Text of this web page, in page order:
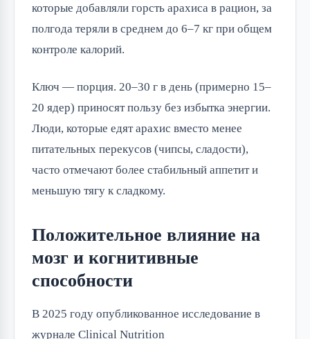
которые добавляли горсть арахиса в рацион, за
полгода теряли в среднем до 6–7 кг при общем
контроле калорий.
Ключ — порция. 20–30 г в день (примерно 15–
20 ядер) приносят пользу без избытка энергии.
Люди, которые едят арахис вместо менее
питательных перекусов (чипсы, сладости),
часто отмечают более стабильный аппетит и
меньшую тягу к сладкому.
Положительное влияние на
мозг и когнитивные
способности
В 2025 году опубликованное исследование в
журнале Clinical Nutrition